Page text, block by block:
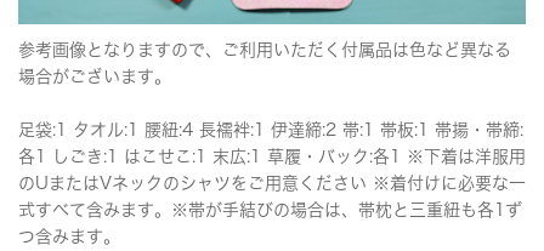
参考画像となりますので、ご利用いただく付属品は色など異なる
場合がございます。
足袋:1 タオル:1 腰紐:4 長襦袢:1 伊達締:2 帯:1 帯板:1 帯揚・帯締:
各1 しごき:1 はこせこ:1 末広:1 草履・バック:各1 ※下着は洋服用
のUまたはVネックのシャツをご用意ください ※着付けに必要な一
式すべて含みます。※帯が手結びの場合は、帯枕と三重紐も各1ず
つ含みます。